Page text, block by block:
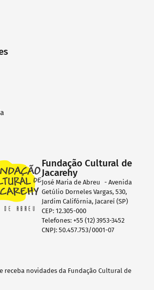
Fundação Cultural de
Jacarehy
José Maria de Abreu - Avenida
Getúlio Dorneles Vargas, 530,
Jardim Califórnia, Jacareí (SP)
CEP: 12.305-000
Telefones: +55 (12) 3953-3452
CNPJ: 50.457.753/0001-07
receba novidades da Fundação Cultural de